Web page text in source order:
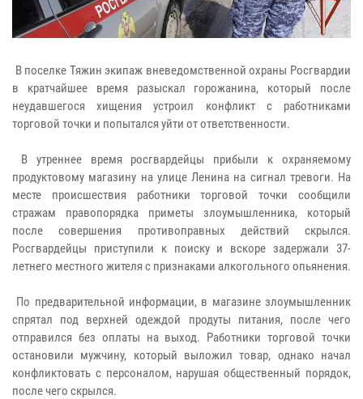
В поселке Тяжин экипаж вневедомственной охраны Росгвардии
в кратчайшее время разыскал горожанина, который после
неудавшегося хищения устроил конфликт с работниками
торговой точки и попытался уйти от ответственности.
В утреннее время росгвардейцы прибыли к охраняемому
продуктовому магазину на улице Ленина на сигнал тревоги. На
месте происшествия работники торговой точки сообщили
стражам правопорядка приметы злоумышленника, который
после совершения противоправных действий скрылся.
Росгвардейцы приступили к поиску и вскоре задержали 37-
летнего местного жителя с признаками алкогольного опьянения.
По предварительной информации, в магазине злоумышленник
спрятал под верхней одеждой продуты питания, после чего
отправился без оплаты на выход. Работники торговой точки
остановили мужчину, который выложил товар, однако начал
конфликтовать с персоналом, нарушая общественный порядок,
после чего скрылся.